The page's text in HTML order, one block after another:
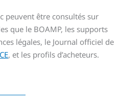
peuvent être consultés sur
que le BOAMP, les supports
légales, le Journal officiel de
, et les profils d’acheteurs.